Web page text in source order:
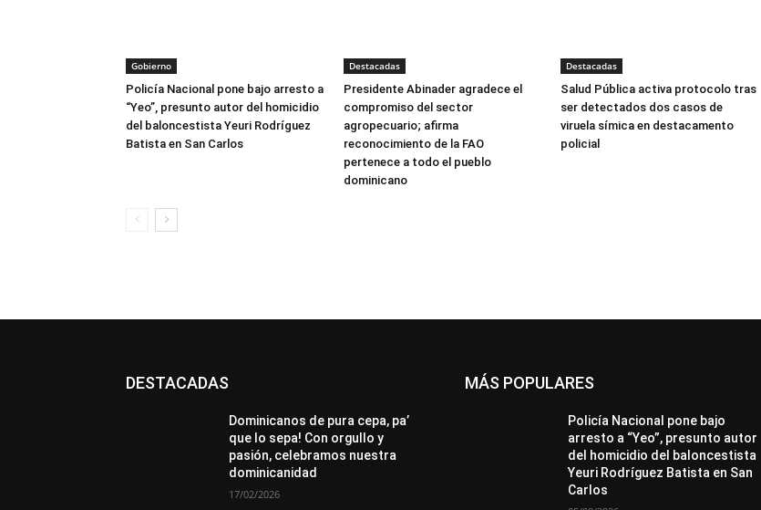
Gobierno
Policía Nacional pone bajo arresto a
“Yeo”, presunto autor del homicidio
del baloncestista Yeuri Rodríguez
Batista en San Carlos
Destacadas
Presidente Abinader agradece el
compromiso del sector
agropecuario; afirma
reconocimiento de la FAO
pertenece a todo el pueblo
dominicano
Destacadas
Salud Pública activa protocolo tras
ser detectados dos casos de
viruela símica en destacamento
policial
DESTACADAS
All Destacado
Dominicanos de pura cepa, pa’
que lo sepa! Con orgullo y
pasión, celebramos nuestra
dominicanidad
17/02/2026
MÁS POPULARES
All Destacado
Policía Nacional pone bajo
arresto a “Yeo”, presunto autor
del homicidio del baloncestista
Yeuri Rodríguez Batista en San
Carlos